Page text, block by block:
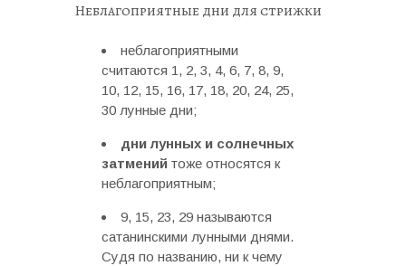
Неблагоприятные дни для стрижки
неблагоприятными
считаются 1, 2, 3, 4, 6, 7, 8, 9,
10, 12, 15, 16, 17, 18, 20, 24, 25,
30 лунные дни;
дни лунных и солнечных
затмений тоже относятся к
неблагоприятным;
9, 15, 23, 29 называются
сатанинскими лунными днями.
Судя по названию, ни к чему